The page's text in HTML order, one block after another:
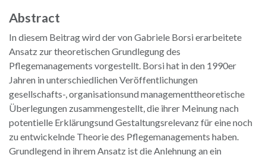
Abstract
In diesem Beitrag wird der von Gabriele Borsi erarbeitete
Ansatz zur theoretischen Grundlegung des
Pflegemanagements vorgestellt. Borsi hat in den 1990er
Jahren in unterschiedlichen Veröffentlichungen
gesellschafts-, organisationsund managementtheoretische
Überlegungen zusammengestellt, die ihrer Meinung nach
potentielle Erklärungsund Gestaltungsrelevanz für eine noch
zu entwickelnde Theorie des Pflegemanagements haben.
Grundlegend in ihrem Ansatz ist die Anlehnung an ein